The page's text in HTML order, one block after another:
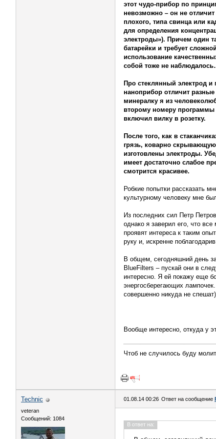
этот чудо-прибор по
невозможно – он не
плохого, типа свинца или
для определения
электроды»). Причем один
батарейки и требует
использование
собой тоже не
Про стеклянный электрод и
наноприбор отличит
минералку я из
второму номеру программы
включил вилку в розетку.
После того, как в
грязь, коварно
изготовлены электроды.
имеет достаточно слабое
смотрится красивее.
Робкие попытки рассказать
культурному человеку мне
Из последних сил Петр
однако я заверил его, что
проявят интереса к таким
руку и, искренне
В общем, сегодняшний день
BlueFilters – пускай они в
интересно. Я ей покажу еще
энергосберегающих
совершенно никуда не
Вообще интересно, откуда у
Чтоб не случилось буду
Technic
veteran
Сообщений: 1084
01.08.14 00:26 Ответ на сообщение
В ответ на: